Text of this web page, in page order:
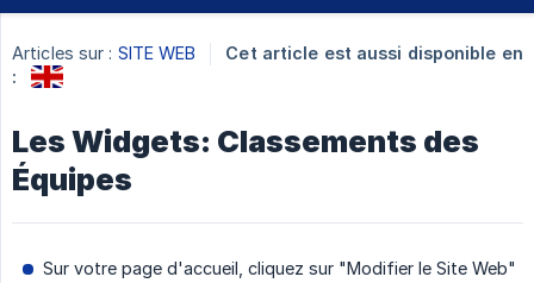
Articles sur : SITE WEB
Cet article est aussi disponible en
:
Les Widgets: Classements des
Équipes
Sur votre page d'accueil, cliquez sur "Modifier le Site Web"